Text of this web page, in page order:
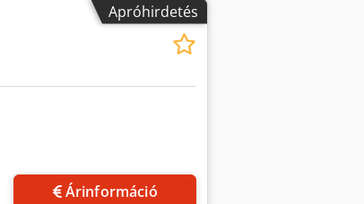
Apróhirdetés
Árinformáció